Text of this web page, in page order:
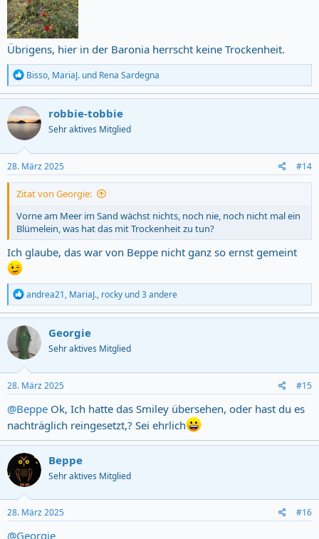
Übrigens, hier in der Baronia herrscht keine Trockenheit.
R
e
a
c
t
i
o
n
s
:
Bisso, MariaJ. und Rena Sardegna
robbie-tobbie
Sehr aktives Mitglied
28. März 2025 #14
Zitat von Georgie:
Vorne am Meer im Sand wächst nichts, noch nie, noch nicht mal ein
Blümelein, was hat das mit Trockenheit zu tun?
Ich glaube, das war von Beppe nicht ganz so ernst gemeint
R
e
a
c
t
o
n
s
:
andrea21, MariaJ., rocky und 3 andere
Georgie
Sehr aktives Mitglied
28. März 2025 #15
@Beppe Ok, Ich hatte das Smiley übersehen, oder hast du es
nachträglich reingesetzt,? Sei ehrlich
Beppe
Sehr aktives Mitglied
28. März 2025 #16
@Georgie